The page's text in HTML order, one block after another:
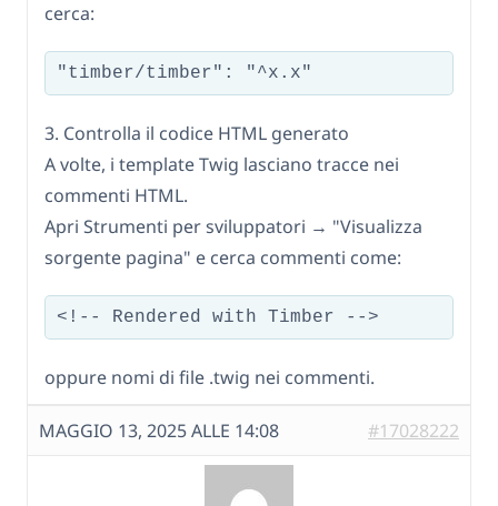
cerca:
"timber/timber": "^x.x"
3. Controlla il codice HTML generato
A volte, i template Twig lasciano tracce nei
commenti HTML.
Apri Strumenti per sviluppatori → "Visualizza
sorgente pagina" e cerca commenti come:
<!-- Rendered with Timber -->
oppure nomi di file .twig nei commenti.
MAGGIO 13, 2025 ALLE 14:08 #17028222